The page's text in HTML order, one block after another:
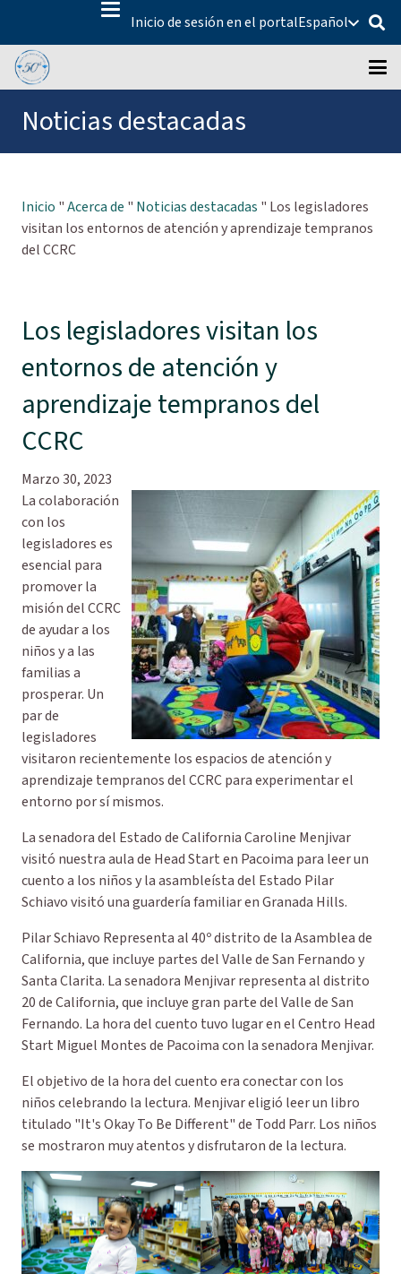
Inicio de sesión en el portalEspañol
Noticias destacadas
Inicio "Acerca de " Noticias destacadas " Los legisladores
visitan los entornos de atención y aprendizaje tempranos
del CCRC
Los legisladores visitan los
entornos de atención y
aprendizaje tempranos del
CCRC
Marzo 30, 2023
La colaboración
con los
legisladores es
esencial para
promover la
misión del CCRC
de ayudar a los
niños y a las
familias a
prosperar. Un
par de
legisladores
visitaron recientemente los espacios de atención y
aprendizaje tempranos del CCRC para experimentar el
entorno por sí mismos.
La senadora del Estado de California Caroline Menjivar
visitó nuestra aula de Head Start en Pacoima para leer un
cuento a los niños y la asambleísta del Estado Pilar
Schiavo visitó una guardería familiar en Granada Hills.
Pilar Schiavo Representa al 40º distrito de la Asamblea de
California, que incluye partes del Valle de San Fernando y
Santa Clarita. La senadora Menjivar representa al distrito
20 de California, que incluye gran parte del Valle de San
Fernando. La hora del cuento tuvo lugar en el Centro Head
Start Miguel Montes de Pacoima con la senadora Menjivar.
El objetivo de la hora del cuento era conectar con los
niños celebrando la lectura. Menjivar eligió leer un libro
titulado "It's Okay To Be Different" de Todd Parr. Los niños
se mostraron muy atentos y disfrutaron de la lectura.